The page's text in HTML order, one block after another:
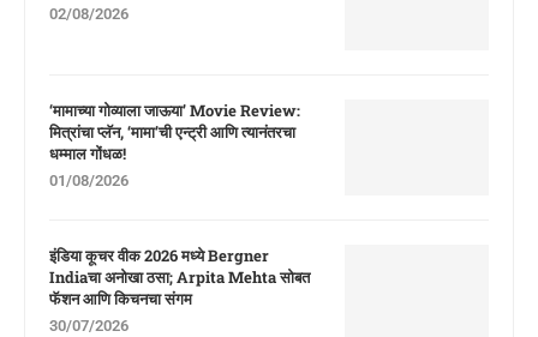
02/08/2026
‘मामाच्या गोव्याला जाऊया’ Movie Review:
मित्रांचा प्लॅन, ‘मामा’ची एन्ट्री आणि त्यानंतरचा
धम्माल गोंधळ!
01/08/2026
इंडिया कूचर वीक 2026 मध्ये Bergner
Indiaचा अनोखा ठसा; Arpita Mehta सोबत
फॅशन आणि किचनचा संगम
30/07/2026